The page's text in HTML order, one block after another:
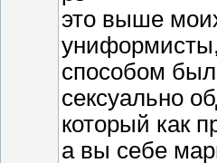
это выше
способом
сексуально
который как
а вы себе